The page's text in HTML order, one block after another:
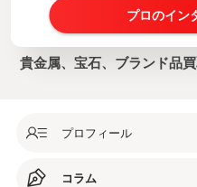
プロのイン
貴金属、宝石、ブランド品
プロフィール
コラム